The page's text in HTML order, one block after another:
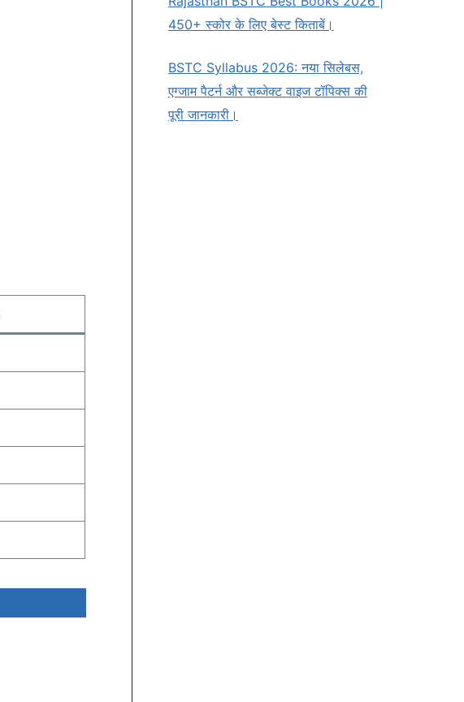
450+ स्कोर के लिए बेस्ट किताबें।
BSTC Syllabus 2026: नया सिलेबस,
एग्जाम पैटर्न और सब्जेक्ट वाइज टॉपिक्स की
पूरी जानकारी।